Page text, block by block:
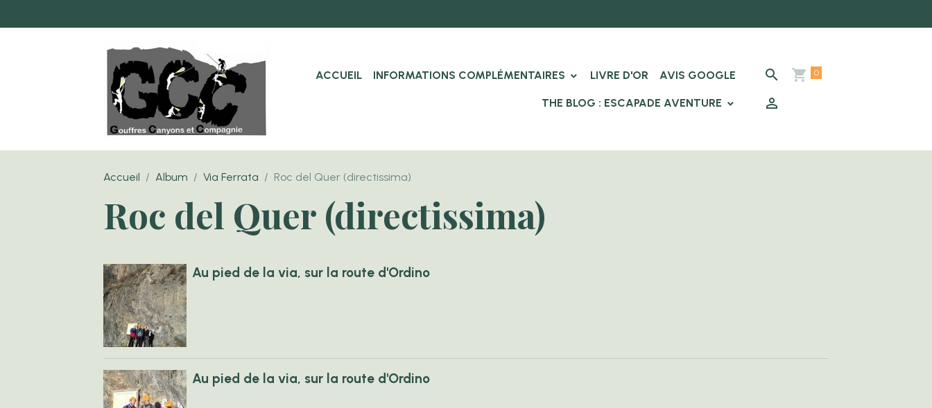
ACCUEIL INFORMATIONS COMPLÉMENTAIRES LIVRE D'OR AVIS GOOGLE
THE BLOG : ESCAPADE AVENTURE
0
Accueil Album Via Ferrata Roc del Quer (directissima)
Roc del Quer (directissima)
Au pied de la via, sur la route d'Ordino
Au pied de la via, sur la route d'Ordino